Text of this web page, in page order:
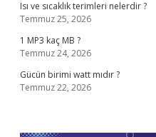
Isı ve sıcaklık terimleri nelerdir ?
Temmuz 25, 2026
1 MP3 kaç MB ?
Temmuz 24, 2026
Gücün birimi watt mıdır ?
Temmuz 22, 2026